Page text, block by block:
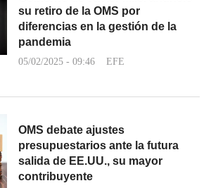
su retiro de la OMS por
diferencias en la gestión de la
pandemia
05/02/2025 - 09:46 EFE
OMS debate ajustes
presupuestarios ante la futura
salida de EE.UU., su mayor
contribuyente